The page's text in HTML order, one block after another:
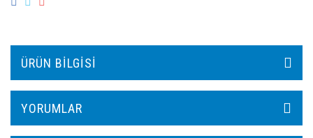
ÜRÜN BILGISI
YORUMLAR